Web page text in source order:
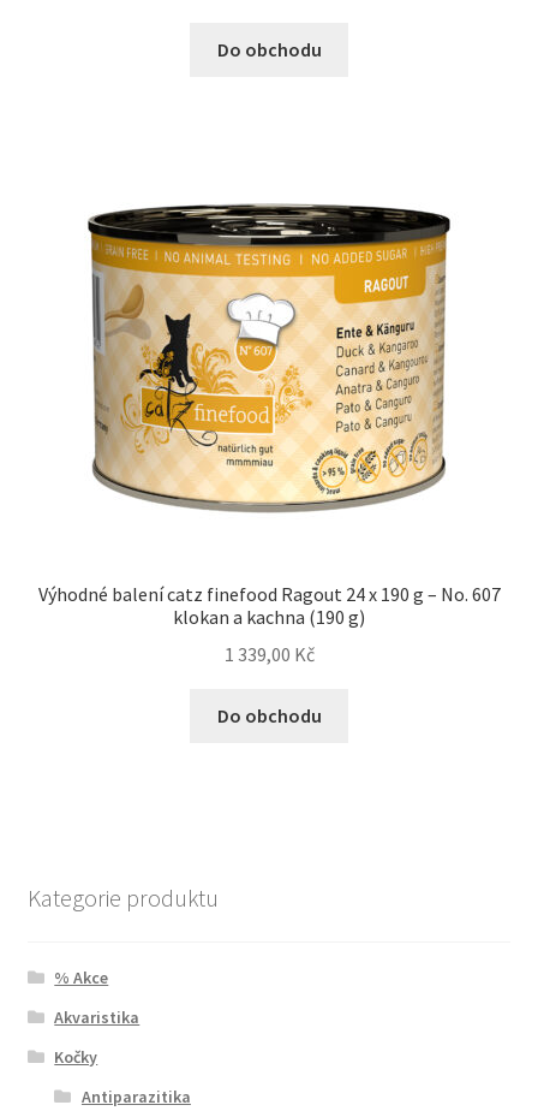
Do obchodu
Výhodné balení catz finefood Ragout 24 x 190 g – No. 607
klokan a kachna (190 g)
1 339,00 Kč
Do obchodu
Kategorie produktu
% Akce
Akvaristika
Kočky
Antiparazitika